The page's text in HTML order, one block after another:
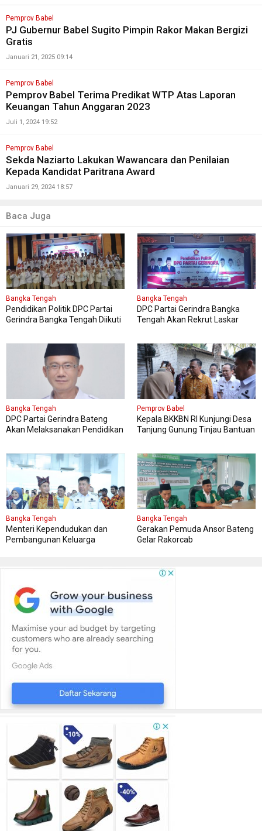
Pemprov Babel
PJ Gubernur Babel Sugito Pimpin Rakor Makan Bergizi
Gratis
Januari 21, 2025 09:14
Pemprov Babel
Pemprov Babel Terima Predikat WTP Atas Laporan
Keuangan Tahun Anggaran 2023
Juli 1, 2024 19:52
Pemprov Babel
Sekda Naziarto Lakukan Wawancara dan Penilaian
Kepada Kandidat Paritrana Award
Januari 29, 2024 18:57
Baca Juga
Bangka Tengah
Pendidikan Politik DPC Partai
Gerindra Bangka Tengah Diikuti
Bangka Tengah
DPC Partai Gerindra Bangka
Tengah Akan Rekrut Laskar
Bangka Tengah
DPC Partai Gerindra Bateng
Akan Melaksanakan Pendidikan
Pemprov Babel
Kepala BKKBN RI Kunjungi Desa
Tanjung Gunung Tinjau Bantuan
Bangka Tengah
Menteri Kependudukan dan
Pembangunan Keluarga
Bangka Tengah
Gerakan Pemuda Ansor Bateng
Gelar Rakorcab